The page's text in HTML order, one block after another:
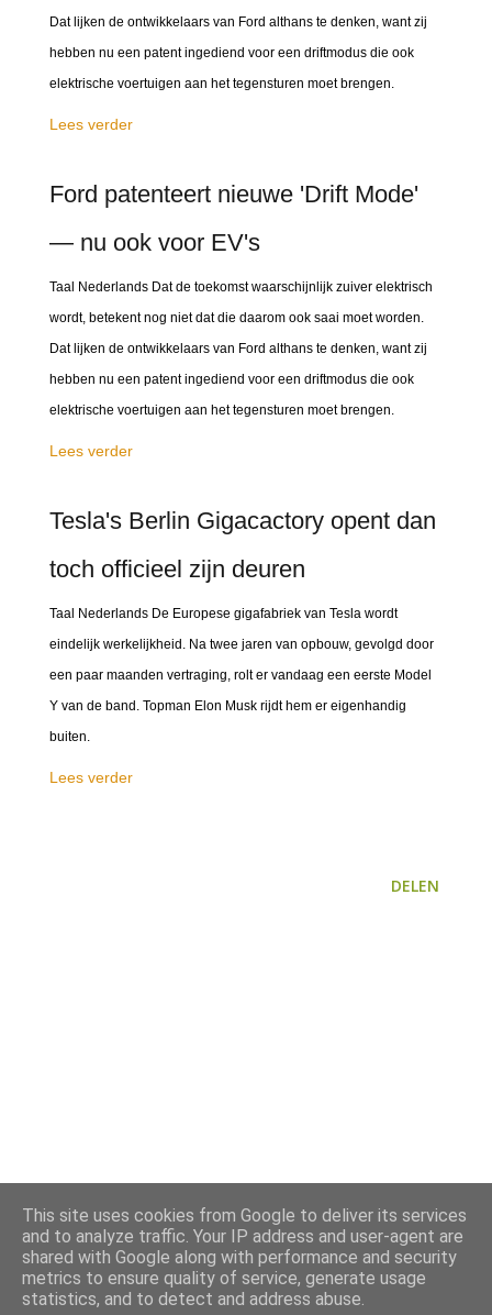
Dat lijken de ontwikkelaars van Ford althans te denken, want zij
hebben nu een patent ingediend voor een driftmodus die ook
elektrische voertuigen aan het tegensturen moet brengen.
Lees verder
Ford patenteert nieuwe 'Drift Mode'
— nu ook voor EV's
Taal Nederlands Dat de toekomst waarschijnlijk zuiver elektrisch
wordt, betekent nog niet dat die daarom ook saai moet worden.
Dat lijken de ontwikkelaars van Ford althans te denken, want zij
hebben nu een patent ingediend voor een driftmodus die ook
elektrische voertuigen aan het tegensturen moet brengen.
Lees verder
Tesla's Berlin Gigacactory opent dan
toch officieel zijn deuren
Taal Nederlands De Europese gigafabriek van Tesla wordt
eindelijk werkelijkheid. Na twee jaren van opbouw, gevolgd door
een paar maanden vertraging, rolt er vandaag een eerste Model
Y van de band. Topman Elon Musk rijdt hem er eigenhandig
buiten.
Lees verder
DELEN
This site uses cookies from Google to deliver its services
and to analyze traffic. Your IP address and user-agent are
shared with Google along with performance and security
metrics to ensure quality of service, generate usage
statistics, and to detect and address abuse.